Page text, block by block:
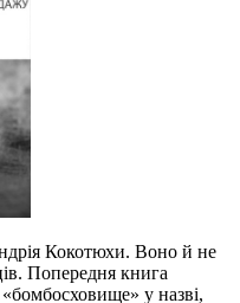
Кокотюхи. Воно й не
Попередня книга
у назві,